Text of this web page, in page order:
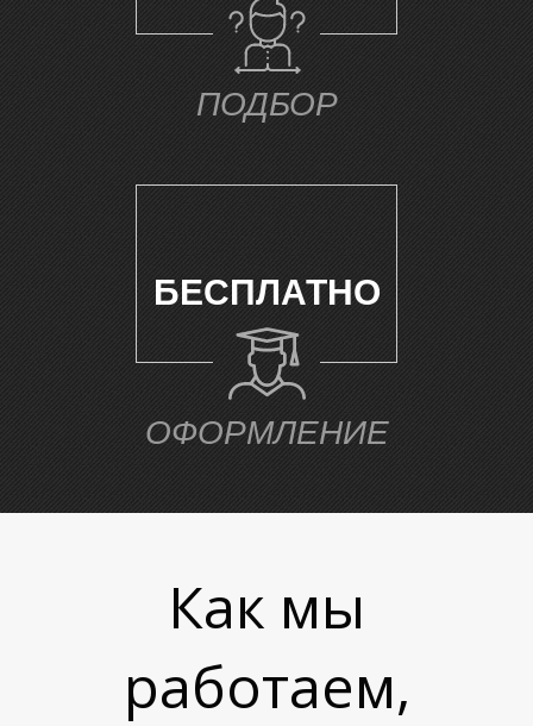
Р
ПОДБОР
БЕСПЛАТНО
ОФОРМЛЕНИЕ
Как мы
работаем,